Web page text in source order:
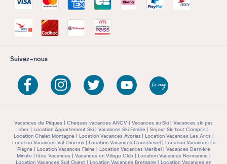
Suivez-nous
Vacances de Pâques Chèques vacances ANCV Vacances au Ski
Vacances ski pas
cher
Location Appartement Ski Vacances Ski Famille
Séjour Ski tout Compris
Location Chalet Montagne
Location Vacances Avoriaz
Location Vacances Les Arcs
Location Vacances Val Thorens
Location Vacances Courchevel
Location Vacances La
Plagne
Location Vacances Flaine Location Vacances Meribel
Vacances Dernière
Minute
Idée Vacances Vacances en Village Club
Location Vacances Normandie
Location Vacances Sud Ouest
Location Vacances Bretagne Location Vacances en